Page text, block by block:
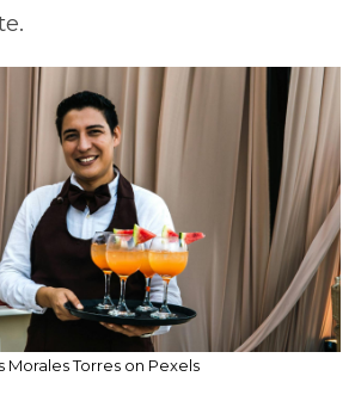
Morales Torres on Pexels